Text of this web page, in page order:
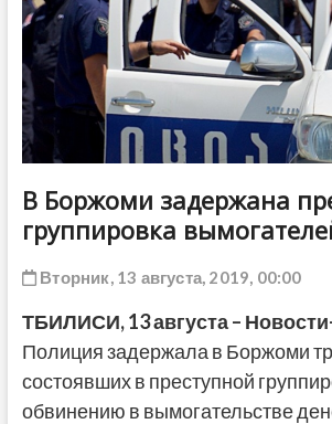
В Боржоми задержана
группировка
Вторник, 13 августа, 2019, 00:00
ТБИЛИСИ,13августа –
Полиция задержала в Боржоми
состоявших в преступной
обвинению в вымогательстве